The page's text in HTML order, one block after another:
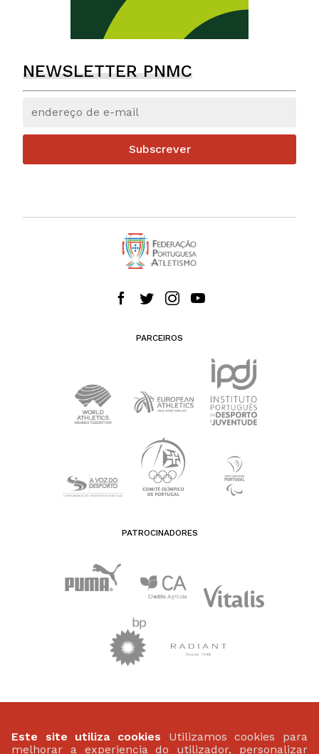
NEWSLETTER PNMC
Subscrever
PARCEIROS
PATROCINADORES
2799-538 Linda-A-Velha
Este site utiliza cookies Utilizamos cookies para
melhorar a experiencia do utilizador, personalizar